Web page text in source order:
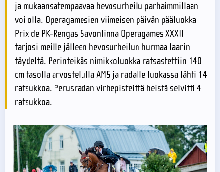
ja mukaansatempaavaa hevosurheilu parhaimmillaan
voi olla. Operagamesien viimeisen päivän pääluokka
Prix de PK-Rengas Savonlinna Operagames XXXII
tarjosi meille jälleen hevosurheilun hurmaa laarin
täydeltä. Perinteikäs nimikkoluokka ratsastettiin 140
cm tasolla arvostelulla AM5 ja radalle luokassa lähti 14
ratsukkoa. Perusradan virhepisteittä heistä selvitti 4
ratsukkoa.